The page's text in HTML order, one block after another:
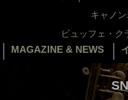
キャノン
ビュッフェ・ク
MAGAZINE & NEWS